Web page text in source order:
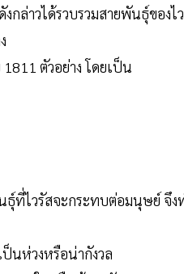
ล่าวได้รวบรวมสายพันธุ์ของไ
ตัวอย่าง โดยเป็น
ไวรัสจะกระทบต่อมนุษย์ จึง
นห่วงหรือน่ากังวล